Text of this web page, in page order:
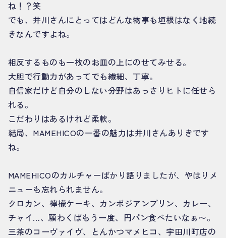
ね！？笑
でも、井川さんにとってはどんな物事も垣根はなく地続
きなんですよね。
相反するものも一枚のお皿の上にのせてみせる。
大胆で行動力があってでも繊細、丁寧。
自信家だけど自分のしない分野はあっさりヒトに任せら
れる。
こだわりはあるけれど柔軟。
結局、MAMEHICOの一番の魅力は井川さんありきです
ね。
MAMEHICOのカルチャーばかり語りましたが、やはりメ
ニューも忘れられません。
クロカン、檸檬ケーキ、カンボジアンプリン、カレー、
チャイ…、願わくばもう一度、円パン食べたいなぁ〜。
三茶のコーヴァイヴ、とんかつマメヒコ、宇田川町店の